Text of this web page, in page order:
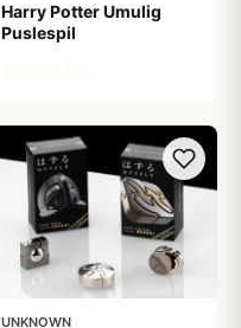
Harry Potter Umulig
Puslespil
UNKNOWN